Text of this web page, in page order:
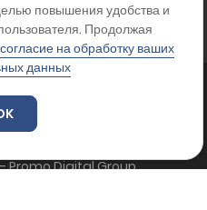
и не являются офертой.
Promo Digital Group
повышения удобства и
Продолжая
согласие на обработку ваших
данных